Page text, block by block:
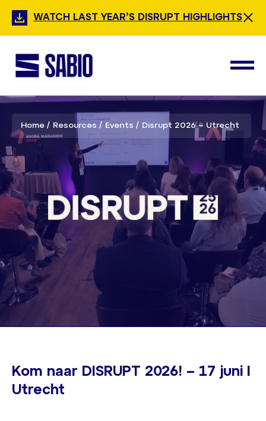
WATCH LAST YEAR’S DISRUPT HIGHLIGHTS
Home Resources Events Disrupt 2026 – Utrecht
Kom naar DISRUPT 2026! – 17 juni I
Utrecht